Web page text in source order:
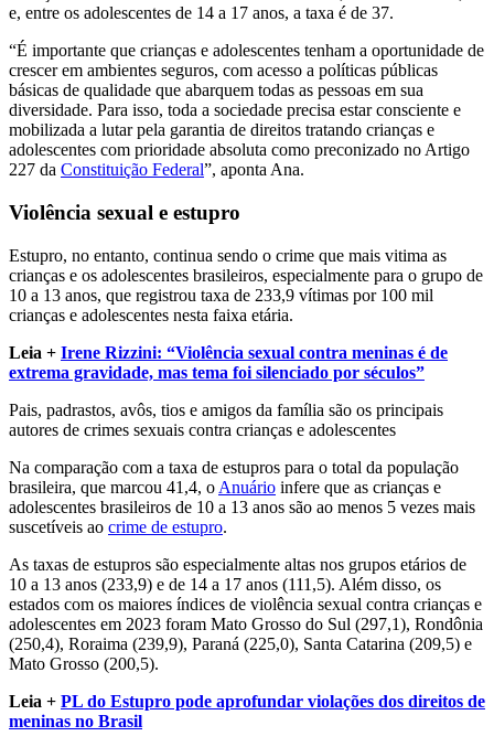
e, entre os adolescentes de 14 a 17 anos, a taxa é de 37.
“É importante que crianças e adolescentes tenham a oportunidade de
crescer em ambientes seguros, com acesso a políticas públicas
básicas de qualidade que abarquem todas as pessoas em sua
diversidade. Para isso, toda a sociedade precisa estar consciente e
mobilizada a lutar pela garantia de direitos tratando crianças e
adolescentes com prioridade absoluta como preconizado no Artigo
227 da Constituição Federal”, aponta Ana.
Violência sexual e estupro
Estupro, no entanto, continua sendo o crime que mais vitima as
crianças e os adolescentes brasileiros, especialmente para o grupo de
10 a 13 anos, que registrou taxa de 233,9 vítimas por 100 mil
crianças e adolescentes nesta faixa etária.
Leia + Irene Rizzini: “Violência sexual contra meninas é de
extrema gravidade, mas tema foi silenciado por séculos”
Pais, padrastos, avôs, tios e amigos da família são os principais
autores de crimes sexuais contra crianças e adolescentes
Na comparação com a taxa de estupros para o total da população
brasileira, que marcou 41,4, o Anuário infere que as crianças e
adolescentes brasileiros de 10 a 13 anos são ao menos 5 vezes mais
suscetíveis ao crime de estupro.
As taxas de estupros são especialmente altas nos grupos etários de
10 a 13 anos (233,9) e de 14 a 17 anos (111,5). Além disso, os
estados com os maiores índices de violência sexual contra crianças e
adolescentes em 2023 foram Mato Grosso do Sul (297,1), Rondônia
(250,4), Roraima (239,9), Paraná (225,0), Santa Catarina (209,5) e
Mato Grosso (200,5).
Leia + PL do Estupro pode aprofundar violações dos direitos de
meninas no Brasil